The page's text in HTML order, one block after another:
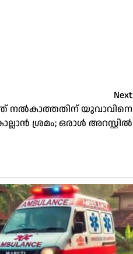
Next
നല്‍കാത്തതിന് യുവാവിനെ
ശ്രമം; ഒരാള്‍ അറസ്റ്റില്‍